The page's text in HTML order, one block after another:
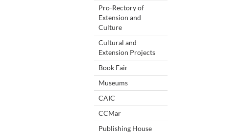
Pro-Rectory of
Extension and
Culture
Cultural and
Extension Projects
Book Fair
Museums
CAIC
CCMar
Publishing House